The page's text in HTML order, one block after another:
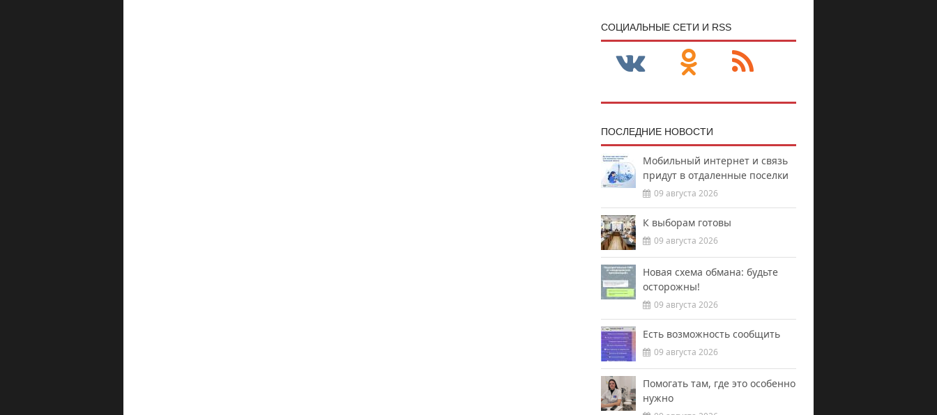
CОЦИАЛЬНЫЕ СЕТИ И RSS
ПОСЛЕДНИЕ НОВОСТИ
Мобильный интернет и связь
придут в отдаленные поселки
09 августа 2026
К выборам готовы
09 августа 2026
Новая схема обмана: будьте
осторожны!
09 августа 2026
Есть возможность сообщить
09 августа 2026
Помогать там, где это особенно
нужно